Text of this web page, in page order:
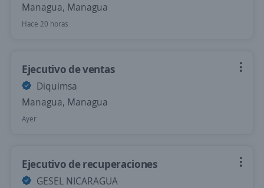
Managua, Managua
Hace 20 horas
Ejecutivo de ventas
Diquimsa
Managua, Managua
Ayer
Ejecutivo de recuperaciones
GESEL NICARAGUA